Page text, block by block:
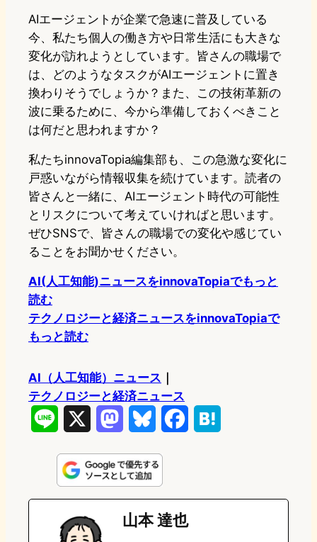
AIエージェントが企業で急速に普及している
今、私たち個人の働き方や日常生活にも大きな
変化が訪れようとしています。皆さんの職場で
は、どのようなタスクがAIエージェントに置き
換わりそうでしょうか？また、この技術革新の
波に乗るために、今から準備しておくべきこと
は何だと思われますか？
私たちinnovaTopia編集部も、この急激な変化に
戸惑いながら情報収集を続けています。読者の
皆さんと一緒に、AIエージェント時代の可能性
とリスクについて考えていければと思います。
ぜひSNSで、皆さんの職場での変化や感じてい
ることをお聞かせください。
AI(人工知能)ニュースをinnovaTopiaでもっと
読む
テクノロジーと経済ニュースをinnovaTopiaで
もっと読む
AI（人工知能）ニュース
テクノロジーと経済ニュース
n
e
s
t
o
u
e
s
e
b
e
山本 達也